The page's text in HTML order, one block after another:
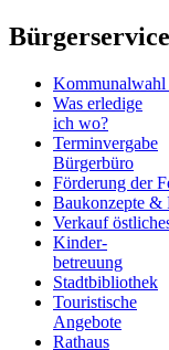
Kommunalwahl
Was erledige
ich wo?
Terminvergabe
Bürgerbüro
Förderung der
Baukonzepte &
Verkauf
Kinder-
betreuung
Stadtbibliothek
Touristische
Angebote
Rathaus